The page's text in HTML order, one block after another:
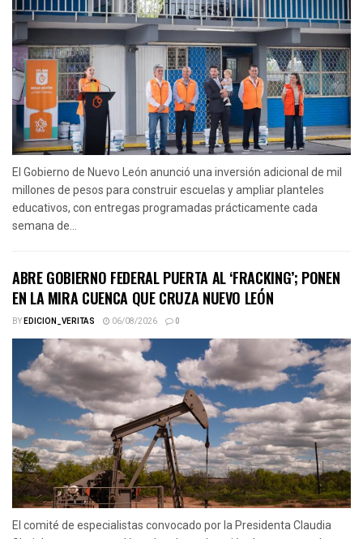
El Gobierno de Nuevo León anunció una inversión adicional de mil
millones de pesos para construir escuelas y ampliar planteles
educativos, con entregas programadas prácticamente cada
semana de...
ABRE GOBIERNO FEDERAL PUERTA AL ‘FRACKING’; PONEN
EN LA MIRA CUENCA QUE CRUZA NUEVO LEÓN
BYEDICION_VERITAS 06/08/2026 0
El comité de especialistas convocado por la Presidenta Claudia